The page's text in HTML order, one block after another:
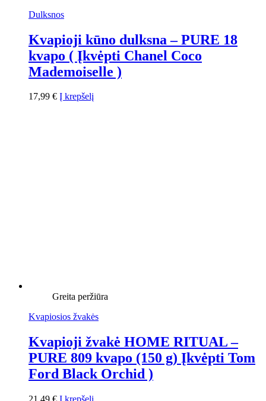
Dulksnos
Kvapioji kūno dulksna – PURE 18
kvapo ( Įkvėpti Chanel Coco
Mademoiselle )
17,99 € Į krepšelį
Greita peržiūra
Kvapiosios žvakės
Kvapioji žvakė HOME RITUAL –
PURE 809 kvapo (150 g) Įkvėpti Tom
Ford Black Orchid )